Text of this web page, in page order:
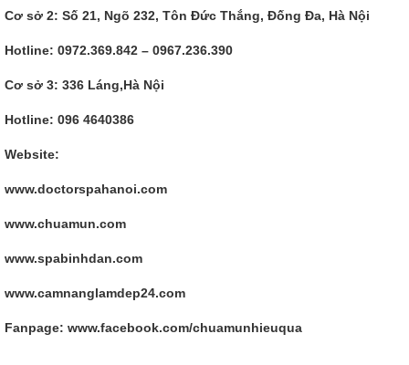
Cơ sở 2: Số 21, Ngõ 232, Tôn Đức Thắng, Đống Đa, Hà Nội
Hotline: 0972.369.842 – 0967.236.390
Cơ sở 3: 336 Láng,Hà Nội
Hotline: 096 4640386
Website:
www.doctorspahanoi.com
www.chuamun.com
www.spabinhdan.com
www.camnanglamdep24.com
Fanpage: www.facebook.com/chuamunhieuqua